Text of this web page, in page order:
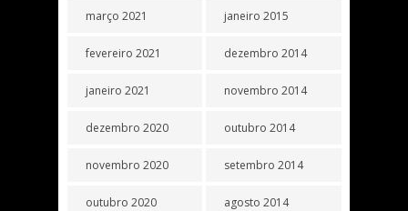
março 2021
fevereiro 2021
janeiro 2021
dezembro 2020
novembro 2020
outubro 2020
janeiro 2015
dezembro 2014
novembro 2014
outubro 2014
setembro 2014
agosto 2014